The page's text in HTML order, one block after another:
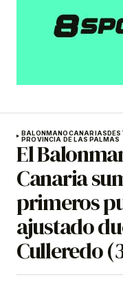
BALONMANOCANARIAS
PROVINCIA DE LAS PALMAS
El
Canaria
primeros
ajustado
Culleredo